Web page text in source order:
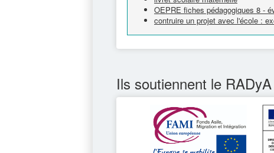
OEPRE fiches pédagogiques 8 -
contruire un projet avec l'école :
Ils soutiennent le